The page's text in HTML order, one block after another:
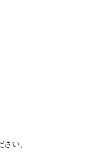
い。